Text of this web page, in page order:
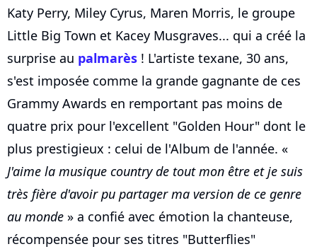
Katy Perry, Miley Cyrus, Maren Morris, le groupe
Little Big Town et Kacey Musgraves... qui a créé la
surprise au palmarès ! L'artiste texane, 30 ans,
s'est imposée comme la grande gagnante de ces
Grammy Awards en remportant pas moins de
quatre prix pour l'excellent "Golden Hour" dont le
plus prestigieux : celui de l'Album de l'année. «
J'aime la musique country de tout mon être et je suis
très fière d'avoir pu partager ma version de ce genre
au monde » a confié avec émotion la chanteuse,
récompensée pour ses titres "Butterflies"